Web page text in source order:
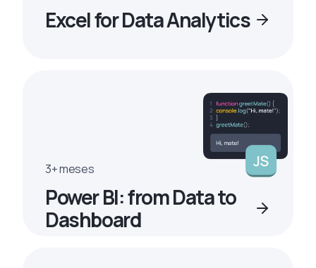
Excel for Data Analytics
3+ meses
Power BI: from Data to
Dashboard